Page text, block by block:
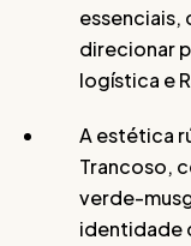
essenciais,
direcionar
logística e
A estética
Trancoso,
verde-
identidade